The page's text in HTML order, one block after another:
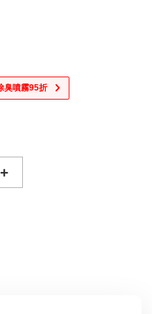
臭噴霧95折
+